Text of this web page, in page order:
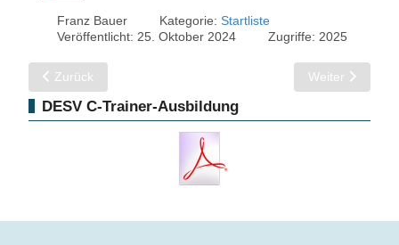
Franz Bauer Kategorie: Startliste
Veröffentlicht: 25. Oktober 2024
Zugriffe: 2025
Vorheriger Beitrag: Startliste Kreismeisterschaft U16 Wi. 24/25
Zurück Nächster
Weiter
DESV C-Trainer-Ausbildung